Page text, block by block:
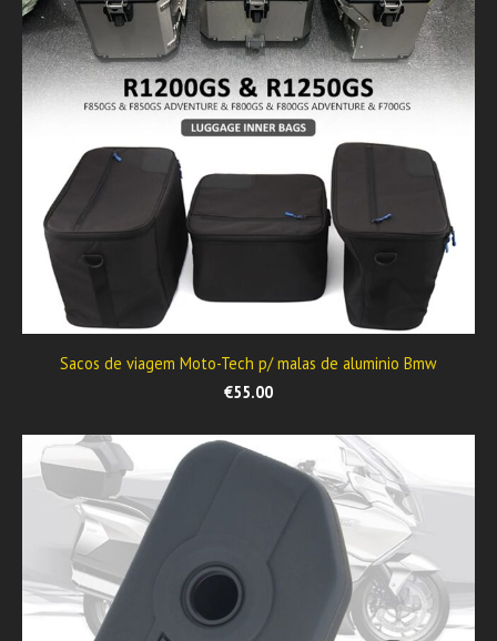
Sacos de viagem Moto-Tech p/ malas de aluminio Bmw
€55.00